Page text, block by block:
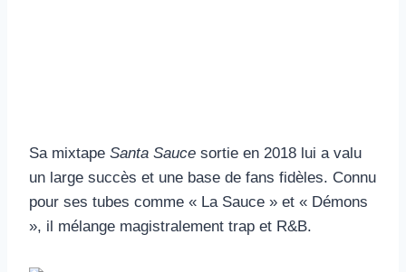
Sa mixtape Santa Sauce sortie en 2018 lui a valu
un large succès et une base de fans fidèles. Connu
pour ses tubes comme « La Sauce » et « Démons
», il mélange magistralement trap et R&B.